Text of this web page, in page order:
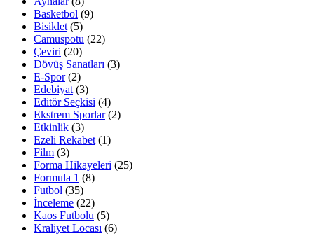
Basketbol (9)
Bisiklet (5)
Camuspotu (22)
Çeviri (20)
Dövüş Sanatları (3)
E-Spor(2)
Edebiyat (3)
Editör Seçkisi (4)
Ekstrem Sporlar(2)
Etkinlik (3)
Ezeli Rekabet (1)
Film (3)
Forma Hikayeleri (25)
Formula 1 (8)
Futbol (35)
İnceleme (22)
Kaos Futbolu (5)
Kraliyet Locası (6)